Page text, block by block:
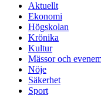
Aktuellt
Ekonomi
Högskolan
Krönika
Kultur
Mässor och
Nöje
Säkerhet
Sport